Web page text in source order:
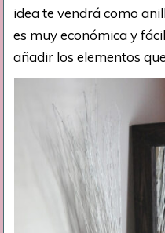
idea te vendrá como
es muy económica y
añadir los elementos